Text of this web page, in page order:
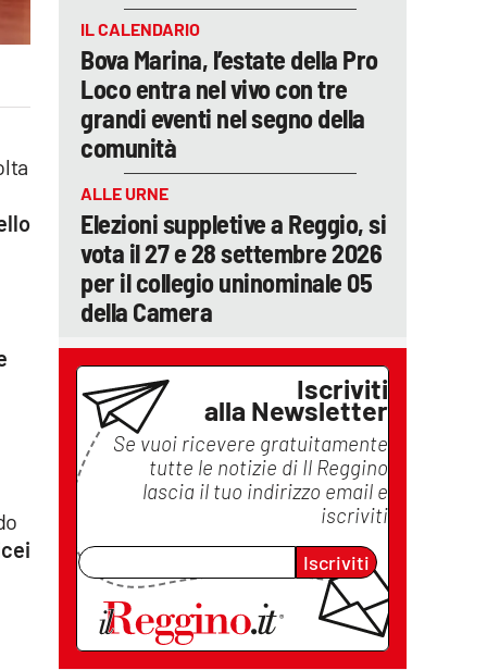
IL CALENDARIO
Bova Marina, l’estate della Pro
Loco entra nel vivo con tre
grandi eventi nel segno della
comunità
ALLE URNE
Elezioni suppletive a Reggio, si
vota il 27 e 28 settembre 2026
per il collegio uninominale 05
della Camera
Iscriviti
alla Newsletter
Se vuoi ricevere gratuitamente
tutte le notizie di Il Reggino
lascia il tuo indirizzo email e
iscriviti
Iscriviti